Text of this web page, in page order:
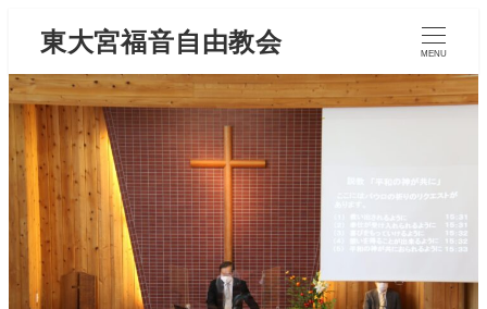
東大宮福音自由教会 MENU